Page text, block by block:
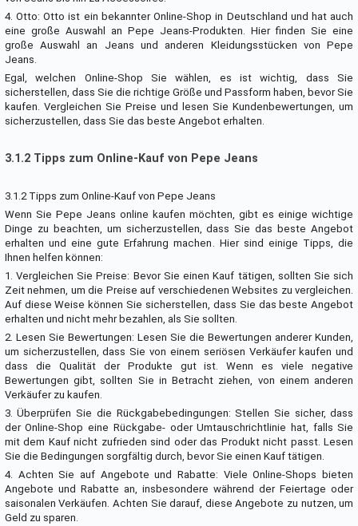
4. Otto: Otto ist ein bekannter Online-Shop in Deutschland und hat auch
eine große Auswahl an Pepe Jeans-Produkten. Hier finden Sie eine
große Auswahl an Jeans und anderen Kleidungsstücken von Pepe
Jeans.
Egal, welchen Online-Shop Sie wählen, es ist wichtig, dass Sie
sicherstellen, dass Sie die richtige Größe und Passform haben, bevor Sie
kaufen. Vergleichen Sie Preise und lesen Sie Kundenbewertungen, um
sicherzustellen, dass Sie das beste Angebot erhalten.
3.1.2 Tipps zum Online-Kauf von Pepe Jeans
3.1.2 Tipps zum Online-Kauf von Pepe Jeans
Wenn Sie Pepe Jeans online kaufen möchten, gibt es einige wichtige
Dinge zu beachten, um sicherzustellen, dass Sie das beste Angebot
erhalten und eine gute Erfahrung machen. Hier sind einige Tipps, die
Ihnen helfen können:
1. Vergleichen Sie Preise: Bevor Sie einen Kauf tätigen, sollten Sie sich
Zeit nehmen, um die Preise auf verschiedenen Websites zu vergleichen.
Auf diese Weise können Sie sicherstellen, dass Sie das beste Angebot
erhalten und nicht mehr bezahlen, als Sie sollten.
2. Lesen Sie Bewertungen: Lesen Sie die Bewertungen anderer Kunden,
um sicherzustellen, dass Sie von einem seriösen Verkäufer kaufen und
dass die Qualität der Produkte gut ist. Wenn es viele negative
Bewertungen gibt, sollten Sie in Betracht ziehen, von einem anderen
Verkäufer zu kaufen.
3. Überprüfen Sie die Rückgabebedingungen: Stellen Sie sicher, dass
der Online-Shop eine Rückgabe- oder Umtauschrichtlinie hat, falls Sie
mit dem Kauf nicht zufrieden sind oder das Produkt nicht passt. Lesen
Sie die Bedingungen sorgfältig durch, bevor Sie einen Kauf tätigen.
4. Achten Sie auf Angebote und Rabatte: Viele Online-Shops bieten
Angebote und Rabatte an, insbesondere während der Feiertage oder
saisonalen Verkäufen. Achten Sie darauf, diese Angebote zu nutzen, um
Geld zu sparen.